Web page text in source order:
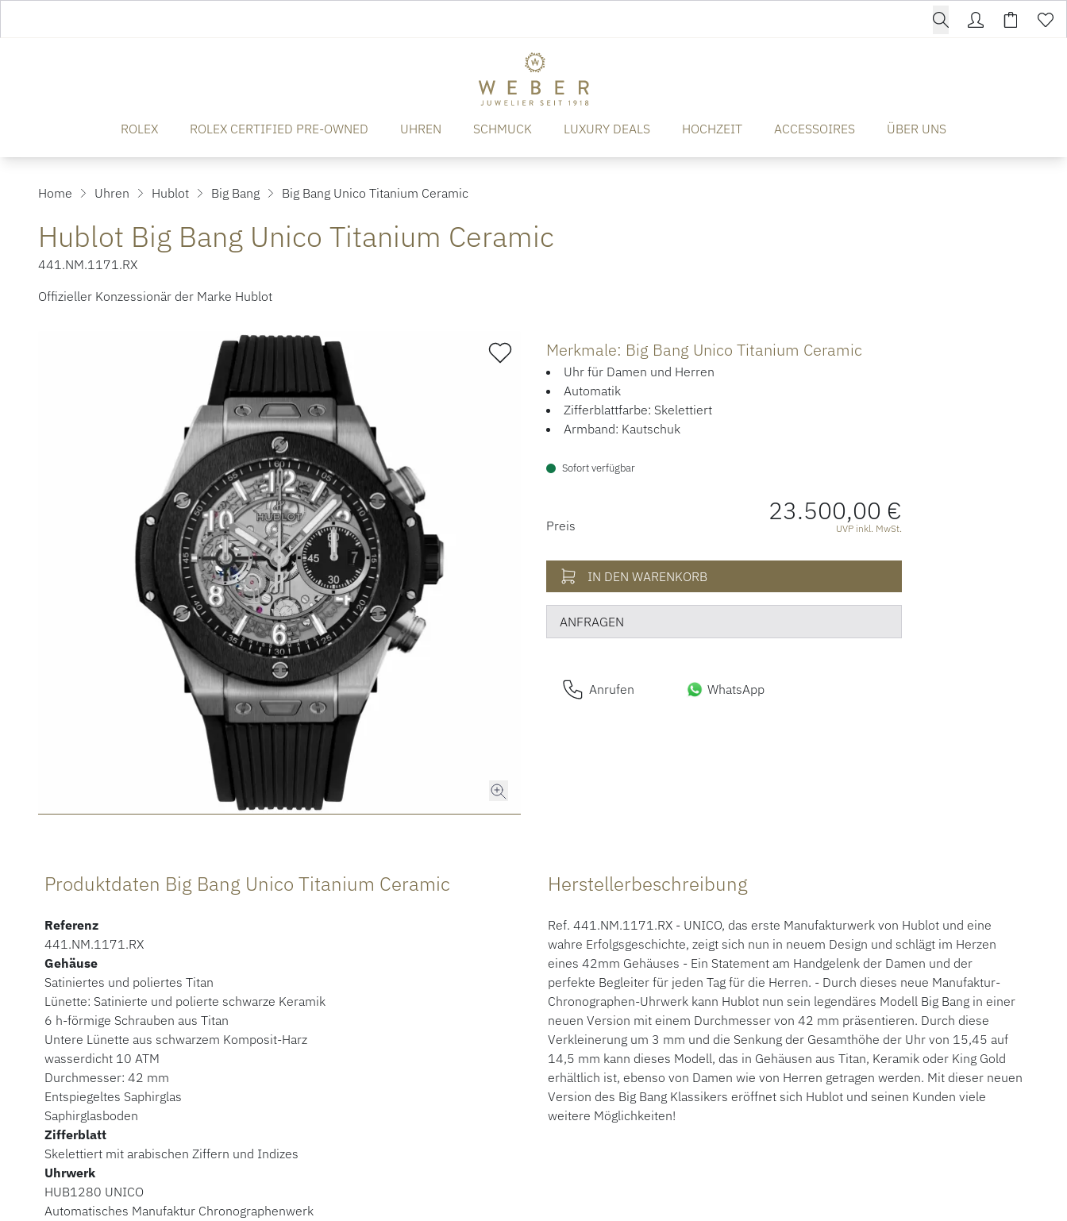
ROLEX ROLEX CERTIFIED PRE-OWNED UHREN SCHMUCK LUXURY DEALS HOCHZEIT ACCESSOIRES ÜBER UNS
Home Uhren Hublot Big Bang Big Bang Unico Titanium Ceramic
Hublot Big Bang Unico Titanium Ceramic
441.NM.1171.RX
Offizieller Konzessionär der Marke Hublot
Merkmale: Big Bang Unico Titanium Ceramic
Uhr für Damen und Herren
Automatik
Zifferblattfarbe: Skelettiert
Armband: Kautschuk
Sofort verfügbar
PREISINFORMATIONEN
Preis 23.500,00 €
UVP inkl. MwSt.
IN DEN WARENKORB
ANFRAGEN
Anrufen WhatsApp
Produktdaten Big Bang Unico Titanium Ceramic
Referenz
441.NM.1171.RX
Gehäuse
Satiniertes und poliertes Titan
Lünette: Satinierte und polierte schwarze Keramik
6 h-förmige Schrauben aus Titan
Untere Lünette aus schwarzem Komposit-Harz
wasserdicht 10 ATM
Durchmesser: 42 mm
Entspiegeltes Saphirglas
Saphirglasboden
Zifferblatt
Skelettiert mit arabischen Ziffern und Indizes
Uhrwerk
HUB1280 UNICO
Automatisches Manufaktur Chronographenwerk
Herstellerbeschreibung
Ref. 441.NM.1171.RX - UNICO, das erste Manufakturwerk von Hublot und eine
wahre Erfolgsgeschichte, zeigt sich nun in neuem Design und schlägt im Herzen
eines 42mm Gehäuses - Ein Statement am Handgelenk der Damen und der
perfekte Begleiter für jeden Tag für die Herren. - Durch dieses neue Manufaktur-
Chronographen-Uhrwerk kann Hublot nun sein legendäres Modell Big Bang in einer
neuen Version mit einem Durchmesser von 42 mm präsentieren. Durch diese
Verkleinerung um 3 mm und die Senkung der Gesamthöhe der Uhr von 15,45 auf
14,5 mm kann dieses Modell, das in Gehäusen aus Titan, Keramik oder King Gold
erhältlich ist, ebenso von Damen wie von Herren getragen werden. Mit dieser neuen
Version des Big Bang Klassikers eröffnet sich Hublot und seinen Kunden viele
weitere Möglichkeiten!